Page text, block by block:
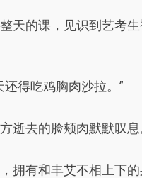
天的课，见识到艺考
得吃鸡胸肉沙拉。”
逝去的脸颊肉默默叹息
拥有和丰艾不相上下